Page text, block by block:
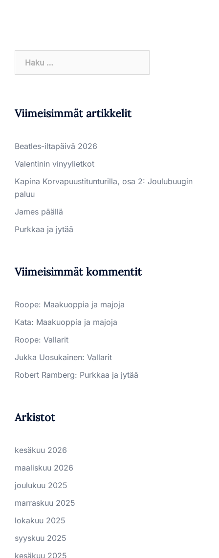
Viimeisimmät artikkelit
Beatles-iltapäivä 2026
Valentinin vinyylietkot
Kapina Korvapuustitunturilla, osa 2: Joulubuugin
paluu
James päällä
Purkkaa ja jytää
Viimeisimmät kommentit
Roope: Maakuoppia ja majoja
Kata: Maakuoppia ja majoja
Roope: Vallarit
Jukka Uosukainen: Vallarit
Robert Ramberg: Purkkaa ja jytää
Arkistot
kesäkuu 2026
maaliskuu 2026
joulukuu 2025
marraskuu 2025
lokakuu 2025
syyskuu 2025
kesäkuu 2025